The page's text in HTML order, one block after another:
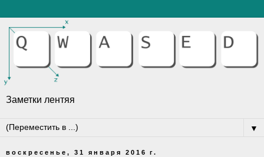
Заметки лентяя
▼
воскресенье, 31 января 2016 г.